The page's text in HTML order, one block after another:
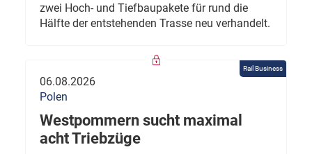
zwei Hoch- und Tiefbaupakete für rund die
Hälfte der entstehenden Trasse neu verhandelt.
Rail Business
06.08.2026
Polen
Westpommern sucht maximal
acht Triebzüge